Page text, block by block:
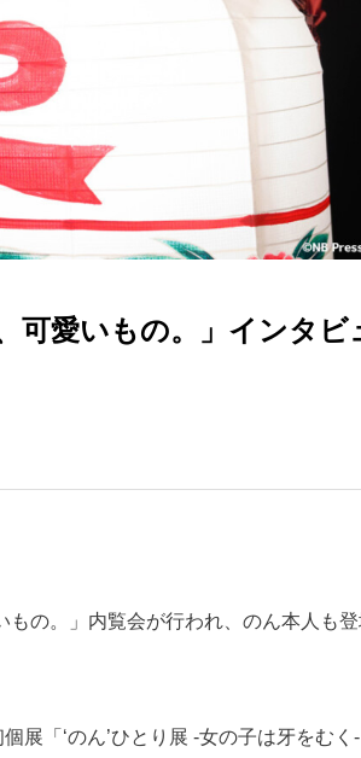
可愛いもの。」インタビ
の。」内覧会が行われ、のん本人も登
「‘のん’ひとり展 -女の子は牙をむく-